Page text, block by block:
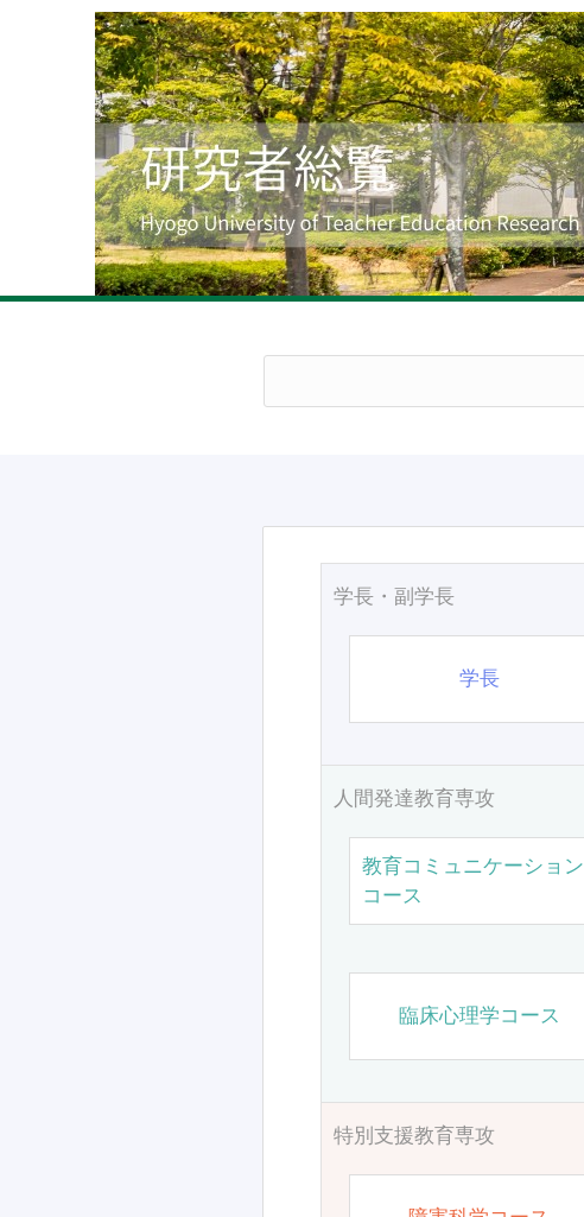
学長・副学長
学長
人間発達教育専攻
教育コミュニケーション
コース
臨床心理学コース
特別支援教育専攻